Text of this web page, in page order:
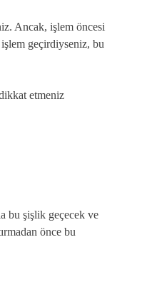
Ancak, işlem öncesi
işlem geçirdiyseniz, bu
etmeniz
bu şişlik geçecek ve
önce bu